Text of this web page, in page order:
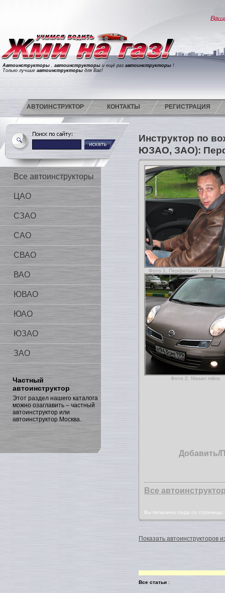
Автоинструкторы , автоинструкторы и ещё раз автоинструкторы !
Только лучшие автоинструкторы для Вас!
АВТОИНСТРУКТОР КОНТАКТЫ РЕГИСТРАЦИЯ
Все автоинструкторы
ЦАО
СЗАО
САО
СВАО
ВАО
ЮВАО
ЮАО
ЮЗАО
ЗАО
Частный
автоинструктор
Этот раздел нашего каталога
можно озаглавить – частный
автоинструктор или
автоинструктор Москва.
Инструктор по
ЮЗАО, ЗАО):
Фото 1. Перфильев Павел
Фото 2. Nissan mikra
Добавить/
Все
Вы попалина сюда со
Показать автоинструкторов
Все статьи :